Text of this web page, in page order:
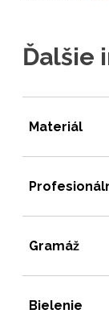
Ďalšie
Materiál
Gramáž
Bielenie